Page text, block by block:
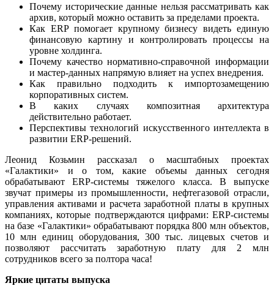
Почему исторические данные нельзя рассматривать как
архив, который можно оставить за пределами проекта.
Как ERP помогает крупному бизнесу видеть единую
финансовую картину и контролировать процессы на
уровне холдинга.
Почему качество нормативно-справочной информации
и мастер-данных напрямую влияет на успех внедрения.
Как правильно подходить к импортозамещению
корпоративных систем.
В каких случаях композитная архитектура
действительно работает.
Перспективы технологий искусственного интеллекта в
развитии ERP-решений.
Леонид Козьмин рассказал о масштабных проектах
«Галактики» и о том, какие объемы данных сегодня
обрабатывают ERP-системы тяжелого класса. В выпуске
звучат примеры из промышленности, нефтегазовой отрасли,
управления активами и расчета заработной платы в крупных
компаниях, которые подтверждаются цифрами: ERP-системы
на базе «Галактики» обрабатывают порядка 800 млн объектов,
10 млн единиц оборудования, 300 тыс. лицевых счетов и
позволяют рассчитать заработную плату для 2 млн
сотрудников всего за полтора часа!
Яркие цитаты выпуска